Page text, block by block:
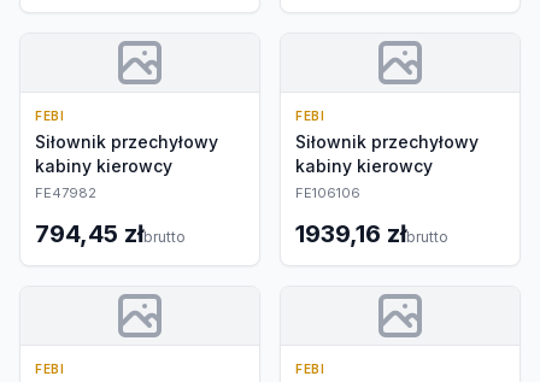
FEBI
Siłownik przechyłowy
kabiny kierowcy
FE47982
794,45 złbrutto
FEBI
Siłownik przechyłowy
kabiny kierowcy
FE106106
1939,16 złbrutto
FEBI FEBI